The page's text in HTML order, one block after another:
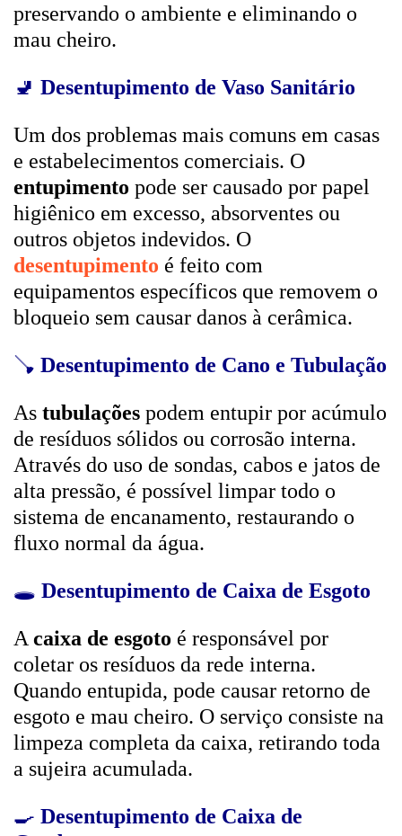
preservando o ambiente e eliminando o
mau cheiro.
🚽 Desentupimento de Vaso Sanitário
Um dos problemas mais comuns em casas
e estabelecimentos comerciais. O
entupimento pode ser causado por papel
higiênico em excesso, absorventes ou
outros objetos indevidos. O
desentupimento é feito com
equipamentos específicos que removem o
bloqueio sem causar danos à cerâmica.
🪠 Desentupimento de Cano e Tubulação
As tubulações podem entupir por acúmulo
de resíduos sólidos ou corrosão interna.
Através do uso de sondas, cabos e jatos de
alta pressão, é possível limpar todo o
sistema de encanamento, restaurando o
fluxo normal da água.
🕳️ Desentupimento de Caixa de Esgoto
A caixa de esgoto é responsável por
coletar os resíduos da rede interna.
Quando entupida, pode causar retorno de
esgoto e mau cheiro. O serviço consiste na
limpeza completa da caixa, retirando toda
a sujeira acumulada.
🍳 Desentupimento de Caixa de